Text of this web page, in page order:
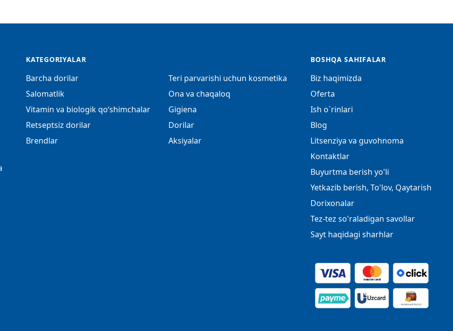
KATEGORIYALAR
Barcha dorilar
Salomatlik
Vitamin va biologik qo‘shimchalar
Retseptsiz dorilar
Brendlar
Teri parvarishi uchun kosmetika
Ona va chaqaloq
Gigiena
Dorilar
Aksiyalar
BOSHQA SAHIFALAR
Biz haqimizda
Oferta
Ish o`rinlari
Blog
Litsenziya va guvohnoma
Kontaktlar
Buyurtma berish yo'li
Yetkazib berish, To'lov, Qaytarish
Dorixonalar
Tez-tez so'raladigan savollar
Sayt haqidagi sharhlar